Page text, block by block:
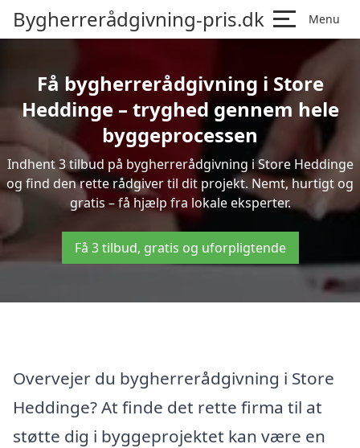
Bygherrerådgivning-pris.dk Menu
Få bygherrerådgivning i Store
Heddinge – tryghed gennem hele
byggeprocessen
Indhent 3 tilbud på bygherrerådgivning i Store Heddinge
og find den rette rådgiver til dit projekt. Nemt, hurtigt og
gratis – få hjælp fra lokale eksperter.
Få 3 tilbud, gratis og uforpligtende
Overvejer du bygherrerådgivning i Store
Heddinge? At finde det rette firma til at
støtte dig i byggeprojektet kan være en